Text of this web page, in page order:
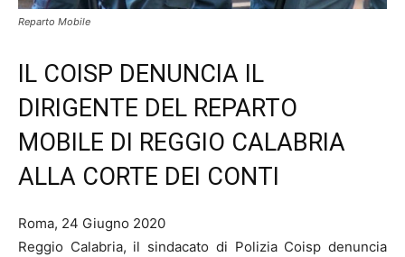
Reparto Mobile
IL COISP DENUNCIA IL
DIRIGENTE DEL REPARTO
MOBILE DI REGGIO CALABRIA
ALLA CORTE DEI CONTI
Roma, 24 Giugno 2020
Reggio Calabria, il sindacato di Polizia Coisp denuncia